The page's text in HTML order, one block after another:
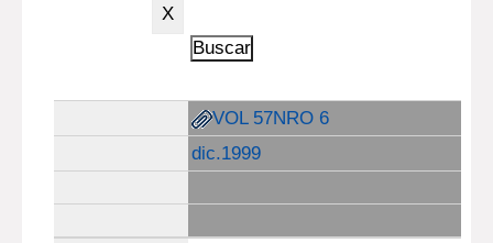
VOL 57NRO 6
dic.1999